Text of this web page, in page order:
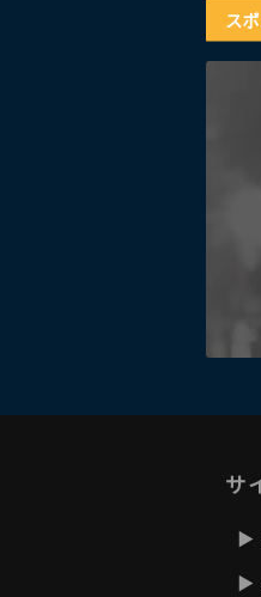
ス
サ